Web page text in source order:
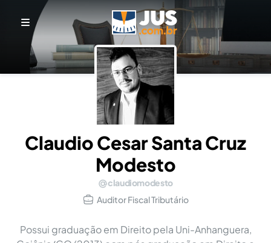
Claudio Cesar Santa Cruz
Modesto
claudiomodesto
Auditor Fiscal Tributário
Possui graduação em Direito pela Uni-Anhanguera,